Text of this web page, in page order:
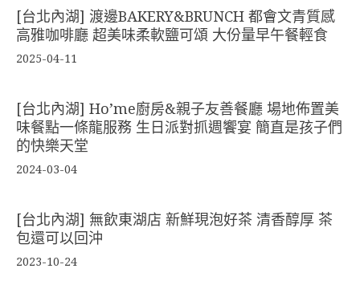
[台北內湖] 渡邊BAKERY&BRUNCH 都會文青質感
高雅咖啡廳 超美味柔軟鹽可頌 大份量早午餐輕食
2025-04-11
[台北內湖] Ho’me廚房&親子友善餐廳 場地佈置美
味餐點一條龍服務 生日派對抓週饗宴 簡直是孩子們
的快樂天堂
2024-03-04
[台北內湖] 無飲東湖店 新鮮現泡好茶 清香醇厚 茶
包還可以回沖
2023-10-24